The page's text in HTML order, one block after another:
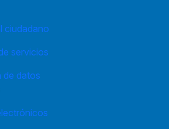
ciudadano
servicios
de datos